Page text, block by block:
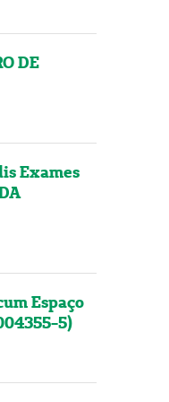
DE
Exames
Espaço
5)